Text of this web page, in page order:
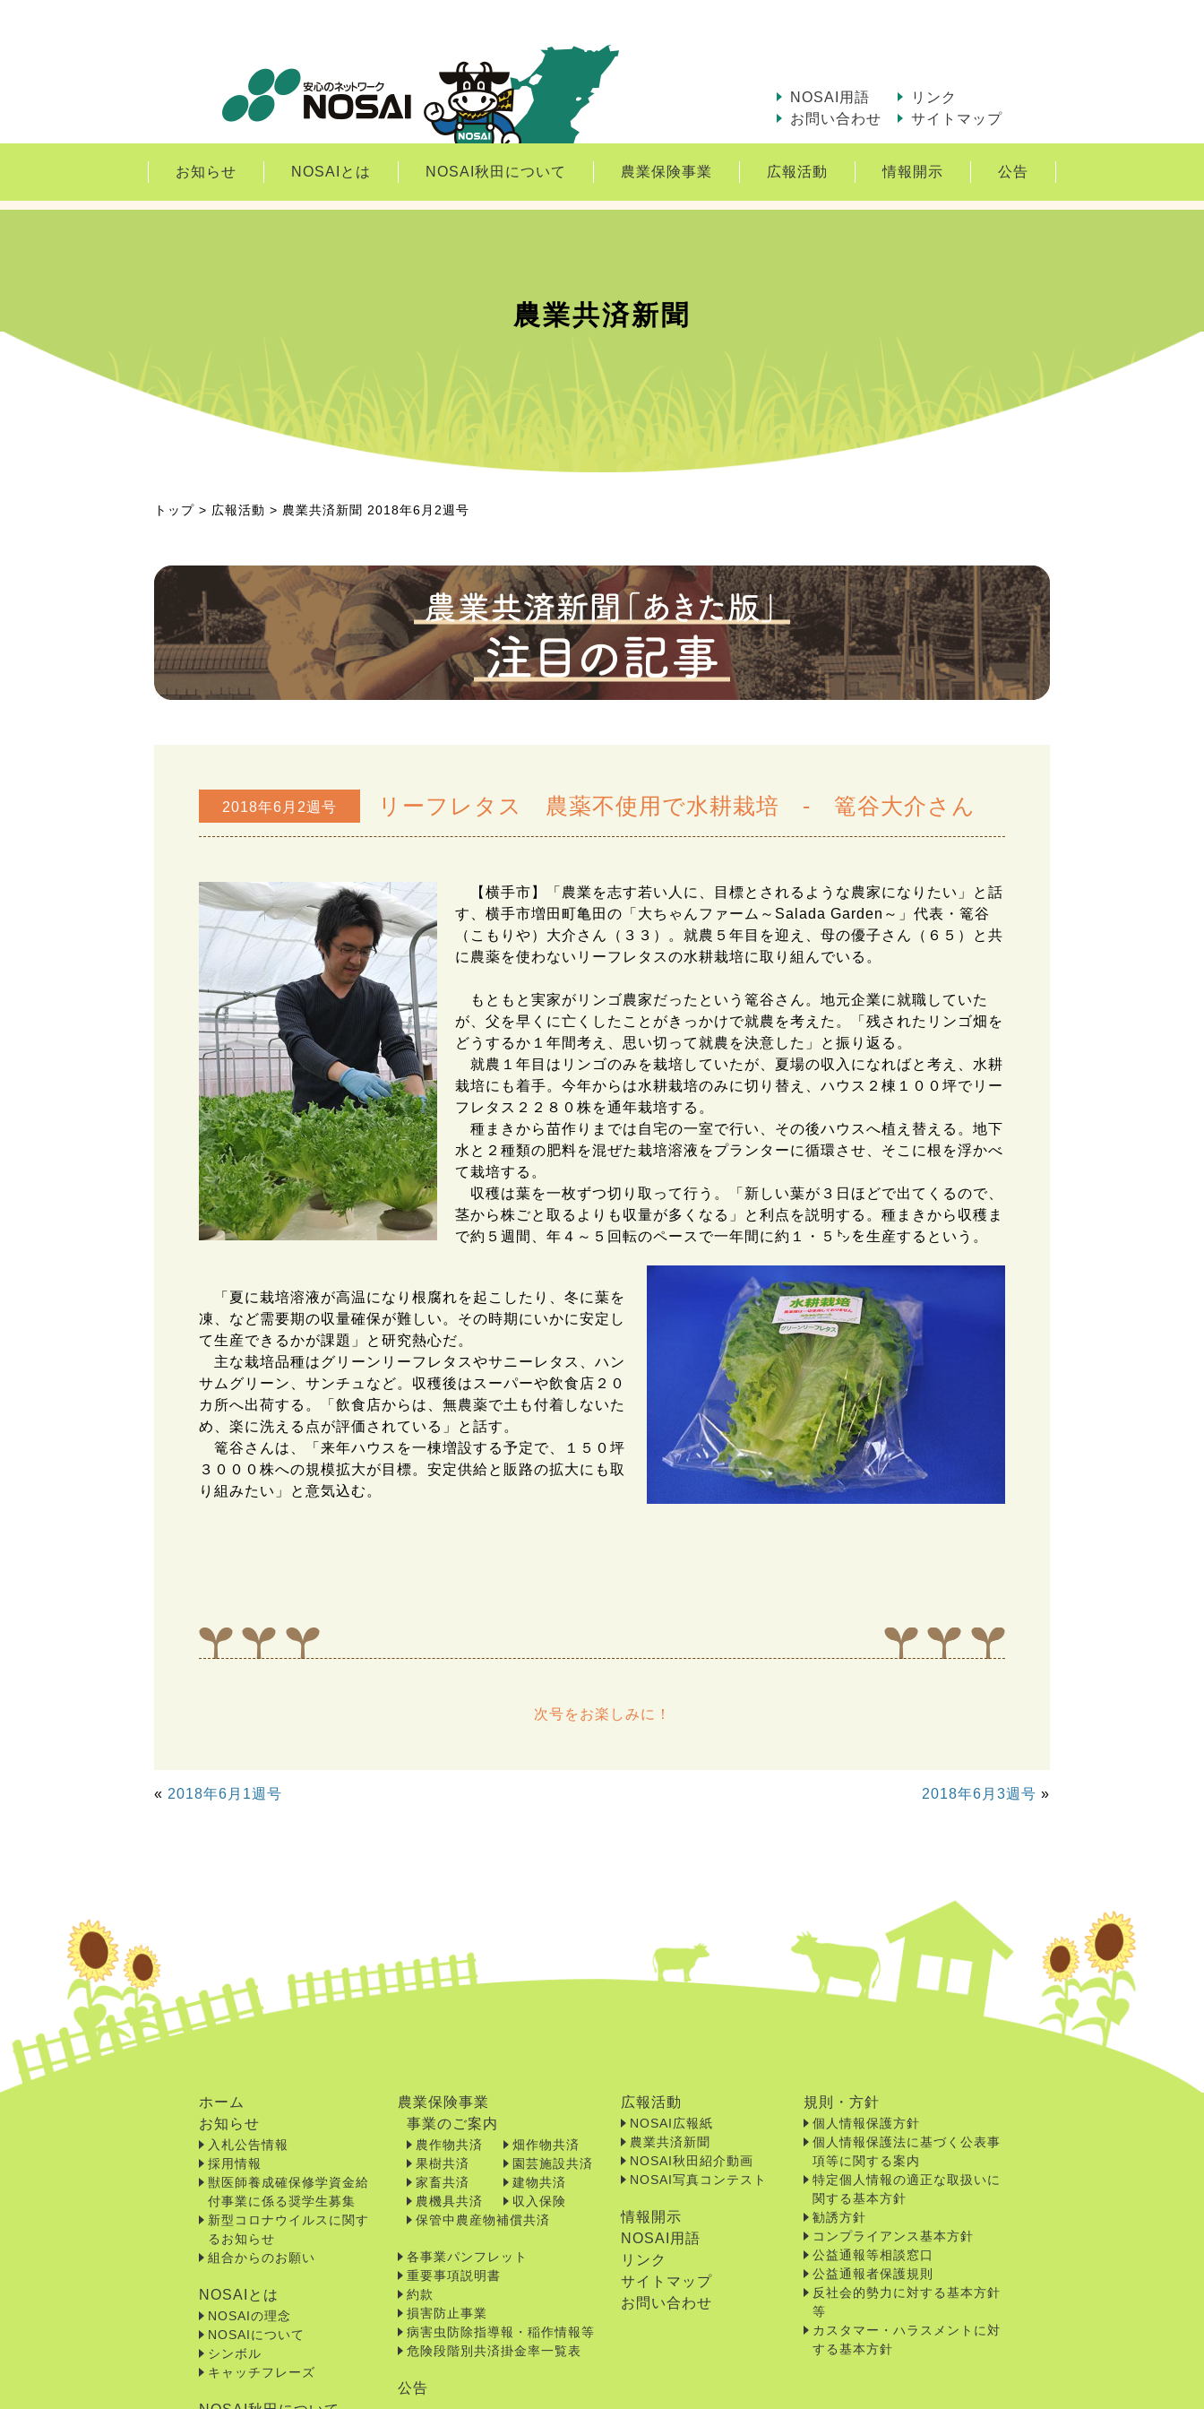
NOSAI用語
リンク
お問い合わせ
サイトマップ
お知らせ NOSAIとは NOSAI秋田について 農業保険事業 広報活動 情報開示 公告
農業共済新聞
トップ > 広報活動 > 農業共済新聞 2018年6月2週号
2018年6月2週号 リーフレタス 農薬不使用で水耕栽培 - 篭谷大介さん
【横手市】「農業を志す若い人に、目標とされるような農家になりたい」と話
す、横手市増田町亀田の「大ちゃんファーム～Salada Garden～」代表・篭谷
（こもりや）大介さん（３３）。就農５年目を迎え、母の優子さん（６５）と共
に農薬を使わないリーフレタスの水耕栽培に取り組んでいる。
もともと実家がリンゴ農家だったという篭谷さん。地元企業に就職していた
が、父を早くに亡くしたことがきっかけで就農を考えた。「残されたリンゴ畑を
どうするか１年間考え、思い切って就農を決意した」と振り返る。
就農１年目はリンゴのみを栽培していたが、夏場の収入になればと考え、水耕
栽培にも着手。今年からは水耕栽培のみに切り替え、ハウス２棟１００坪でリー
フレタス２２８０株を通年栽培する。
種まきから苗作りまでは自宅の一室で行い、その後ハウスへ植え替える。地下
水と２種類の肥料を混ぜた栽培溶液をプランターに循環させ、そこに根を浮かべ
て栽培する。
収穫は葉を一枚ずつ切り取って行う。「新しい葉が３日ほどで出てくるので、
茎から株ごと取るよりも収量が多くなる」と利点を説明する。種まきから収穫ま
で約５週間、年４～５回転のペースで一年間に約１・５㌧を生産するという。
「夏に栽培溶液が高温になり根腐れを起こしたり、冬に葉を
凍、など需要期の収量確保が難しい。その時期にいかに安定し
て生産できるかが課題」と研究熱心だ。
主な栽培品種はグリーンリーフレタスやサニーレタス、ハン
サムグリーン、サンチュなど。収穫後はスーパーや飲食店２０
カ所へ出荷する。「飲食店からは、無農薬で土も付着しないた
め、楽に洗える点が評価されている」と話す。
篭谷さんは、「来年ハウスを一棟増設する予定で、１５０坪
３０００株への規模拡大が目標。安定供給と販路の拡大にも取
り組みたい」と意気込む。
次号をお楽しみに！
« 2018年6月1週号 2018年6月3週号 »
ホーム
お知らせ
入札公告情報
採用情報
獣医師養成確保修学資金給
付事業に係る奨学生募集
新型コロナウイルスに関す
るお知らせ
組合からのお願い
NOSAIとは
NOSAIの理念
NOSAIについて
シンボル
キャッチフレーズ
農業保険事業
事業のご案内
農作物共済
畑作物共済
果樹共済
園芸施設共済
家畜共済
建物共済
農機具共済
収入保険
保管中農産物補償共済
各事業パンフレット
重要事項説明書
約款
損害防止事業
病害虫防除指導報・稲作情報等
危険段階別共済掛金率一覧表
公告
広報活動
NOSAI広報紙
農業共済新聞
NOSAI秋田紹介動画
NOSAI写真コンテスト
情報開示
NOSAI用語
リンク
サイトマップ
お問い合わせ
規則・方針
個人情報保護方針
個人情報保護法に基づく公表事
項等に関する案内
特定個人情報の適正な取扱いに
関する基本方針
勧誘方針
コンプライアンス基本方針
公益通報等相談窓口
公益通報者保護規則
反社会的勢力に対する基本方針
等
カスタマー・ハラスメントに対
する基本方針